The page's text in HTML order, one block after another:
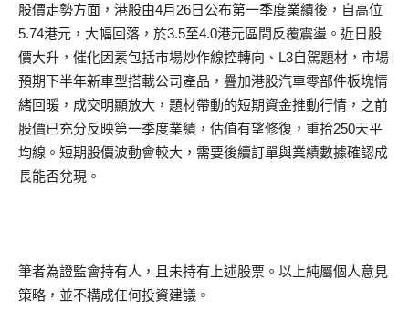
股價走勢方面，港股由4月26日公布第一季度業績後，自高位
5.74港元，大幅回落，於3.5至4.0港元區間反覆震盪。近日股
價大升，催化因素包括市場炒作線控轉向、L3自駕題材，市場
預期下半年新車型搭載公司產品，疊加港股汽車零部件板塊情
緒回暖，成交明顯放大，題材帶動的短期資金推動行情，之前
股價已充分反映第一季度業績，估值有望修復，重拾250天平
均線。短期股價波動會較大，需要後續訂單與業績數據確認成
長能否兌現。
筆者為證監會持有人，且未持有上述股票。以上純屬個人意見
策略，並不構成任何投資建議。